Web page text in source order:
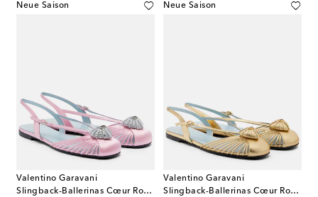
Neue Saison
Valentino Garavani
Slingback-Ballerinas Cœur Royal aus Satin
Neue Saison
Valentino Garavani
Slingback-Ballerinas Cœur Royal aus Metallic-Leder